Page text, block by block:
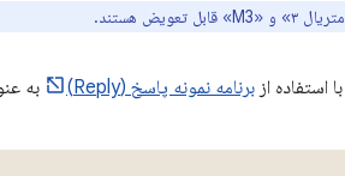
با استفاده از برنامه نمونه پاسخ (Reply)
به